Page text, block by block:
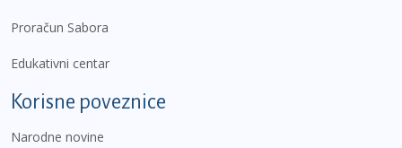
Proračun Sabora
Edukativni centar
Korisne poveznice
Narodne novine